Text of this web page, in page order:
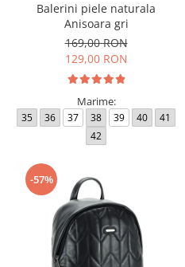
Balerini piele naturala
Anisoara gri
169,00 RON
129,00 RON
Marime:
35 36 37 38 39 40
41
42
-57%